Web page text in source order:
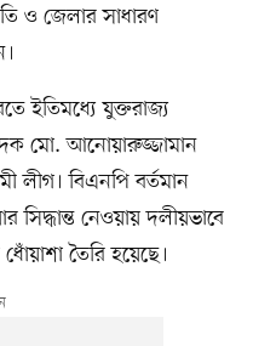
ও জেলার সাধারণ
ইতিমধ্যে যুক্তরাজ্য
মো. আনোয়ারুজ্জামান
লীগ। বিএনপি বর্তমান
সিদ্ধান্ত নেওয়ায় দলীয়ভাবে
তৈরি হয়েছে।